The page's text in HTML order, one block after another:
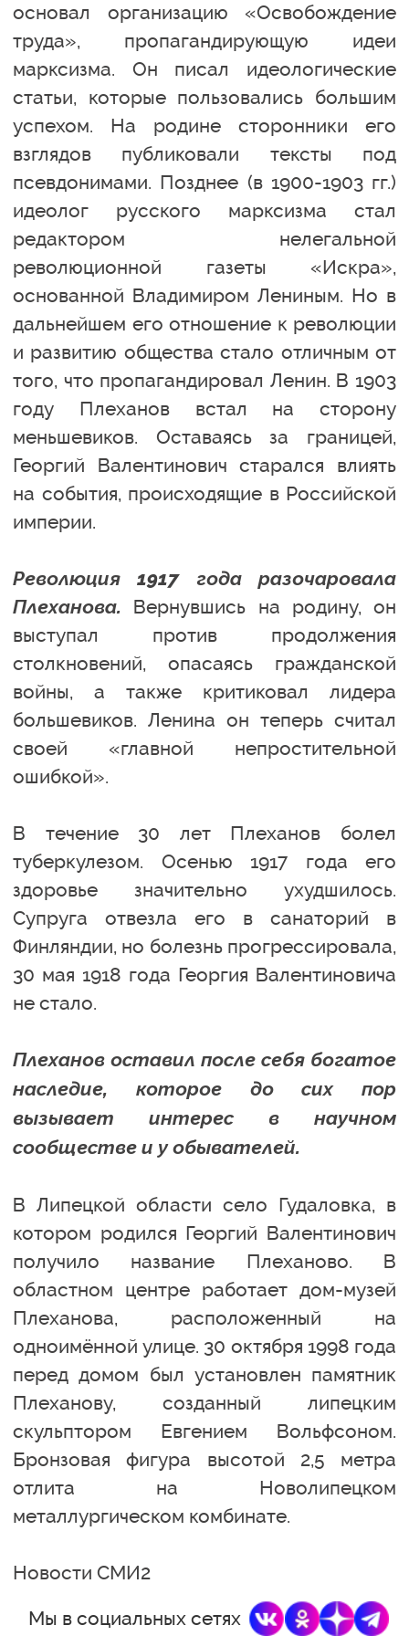
основал организацию «Освобождение
труда», пропагандирующую идеи
марксизма. Он писал идеологические
статьи, которые пользовались большим
успехом. На родине сторонники его
взглядов публиковали тексты под
псевдонимами. Позднее (в 1900-1903 гг.)
идеолог русского марксизма стал
редактором нелегальной
революционной газеты «Искра»,
основанной Владимиром Лениным. Но в
дальнейшем его отношение к революции
и развитию общества стало отличным от
того, что пропагандировал Ленин. В 1903
году Плеханов встал на сторону
меньшевиков. Оставаясь за границей,
Георгий Валентинович старался влиять
на события, происходящие в Российской
империи.
Революция 1917 года разочаровала
Плеханова. Вернувшись на родину, он
выступал против продолжения
столкновений, опасаясь гражданской
войны, а также критиковал лидера
большевиков. Ленина он теперь считал
своей «главной непростительной
ошибкой».
В течение 30 лет Плеханов болел
туберкулезом. Осенью 1917 года его
здоровье значительно ухудшилось.
Супруга отвезла его в санаторий в
Финляндии, но болезнь прогрессировала,
30 мая 1918 года Георгия Валентиновича
не стало.
Плеханов оставил после себя богатое
наследие, которое до сих пор
вызывает интерес в научном
сообществе и у обывателей.
В Липецкой области село Гудаловка, в
котором родился Георгий Валентинович
получило название Плеханово. В
областном центре работает дом-музей
Плеханова, расположенный на
одноимённой улице. 30 октября 1998 года
перед домом был установлен памятник
Плеханову, созданный липецким
скульптором Евгением Вольфсоном.
Бронзовая фигура высотой 2,5 метра
отлита на Новолипецком
металлургическом комбинате.
Новости СМИ2
Мы в социальных сетях